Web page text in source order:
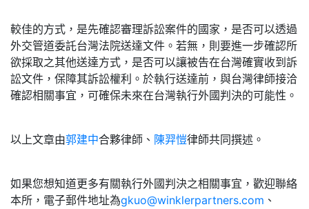
較佳的方式，是先確認審理訴訟案件的國家，是否可以透過
外交管道委託台灣法院送達文件。若無，則要進一步確認所
欲採取之其他送達方式，是否可以讓被告在台灣確實收到訴
訟文件，保障其訴訟權利。於執行送達前，與台灣律師接洽
確認相關事宜，可確保未來在台灣執行外國判決的可能性。
以上文章由郭建中合夥律師、 陳羿愷律師共同撰述。
如果您想知道更多有關執行外國判決之相關事宜，歡迎聯絡
本所，電子郵件地址為gkuo@winklerpartners.com 、